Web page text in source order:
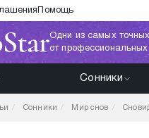
Помощь
Одни из самых точных
от профессиональных
Сонники
Сонники Мир снов